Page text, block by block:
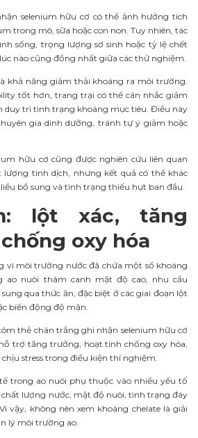
selenium hữu cơ có thể ảnh hưởng tích
trong mô, sữa hoặc con non. Tuy nhiên, tác
sống, trọng lượng sơ sinh hoặc tỷ lệ chết
nào cũng đồng nhất giữa các thử nghiệm.
khả năng giảm thải khoáng ra môi trường.
tốt hơn, trang trại có thể cân nhắc giảm
duy trì tình trạng khoáng mục tiêu. Điều này
gia dinh dưỡng, tránh tự ý giảm hoặc
hữu cơ cũng được nghiên cứu liên quan
tinh dịch, nhưng kết quả có thể khác
bổ sung và tình trạng thiếu hụt ban đầu.
lột xác, tăng
oxy hóa
vì môi trường nước đã chứa một số khoáng
ao nuôi thâm canh mật độ cao, nhu cầu
qua thức ăn, đặc biệt ở các giai đoạn lột
biến động độ mặn.
thẻ chân trắng ghi nhận selenium hữu cơ
trợ tăng trưởng, hoạt tính chống oxy hóa,
stress trong điều kiện thí nghiệm.
trong ao nuôi phụ thuộc vào nhiều yếu tố
lượng nước, mật độ nuôi, tình trạng đáy
vậy, không nên xem khoáng chelate là giải
lý môi trường ao.